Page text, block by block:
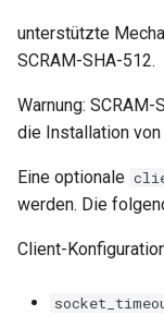
let
link
live-common
log-sqlite
log-var-set
unterstützte
SCRAM-SHA-512.
Warnung:
die Installation
Eine optionale
werden. Die
Client-